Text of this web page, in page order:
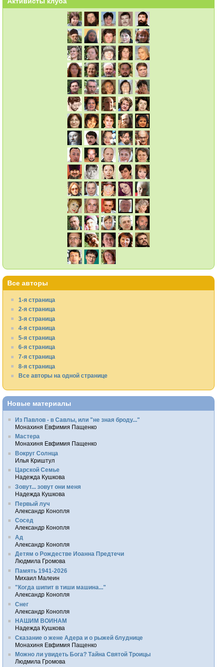
Все авторы
1-я страница
2-я страница
3-я страница
4-я страница
5-я страница
6-я страница
7-я страница
8-я страница
Все авторы на одной странице
Новые материалы
Из Павлов - в Савлы, или "не зная броду..."
Монахиня Евфимия Пащенко
Мастера
Монахиня Евфимия Пащенко
Вокруг Солнца
Илья Криштул
Царской Семье
Надежда Кушкова
Зовут... зовут они меня
Надежда Кушкова
Первый луч
Александр Конопля
Сосед
Александр Конопля
Ад
Александр Конопля
Детям о Рождестве Иоанна Предтечи
Людмила Громова
Память 1941-2026
Михаил Малеин
"Когда шипит в тиши машина..."
Александр Конопля
Снег
Александр Конопля
НАШИМ ВОИНАМ
Надежда Кушкова
Сказание о жене Адера и о рыжей блуднице
Монахиня Евфимия Пащенко
Можно ли увидеть Бога? Тайна Святой Троицы
Людмила Громова